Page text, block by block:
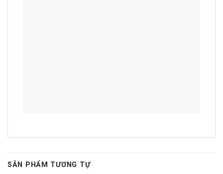
SẢN PHẨM TƯƠNG TỰ